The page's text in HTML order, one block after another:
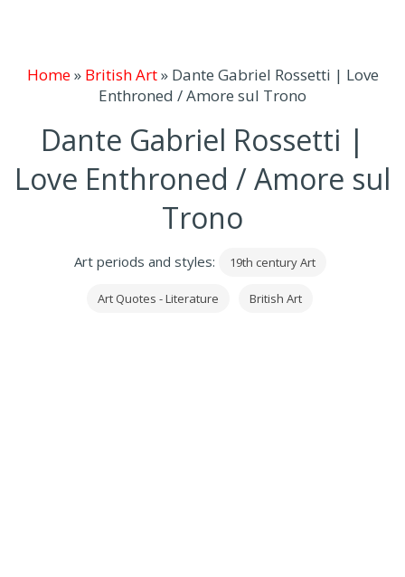
Home» British Art» Dante Gabriel Rossetti | Love
Enthroned / Amore sul Trono
Dante Gabriel Rossetti |
Love Enthroned / Amore sul
Trono
Art periods and styles: 19th century Art
Art Quotes - Literature British Art